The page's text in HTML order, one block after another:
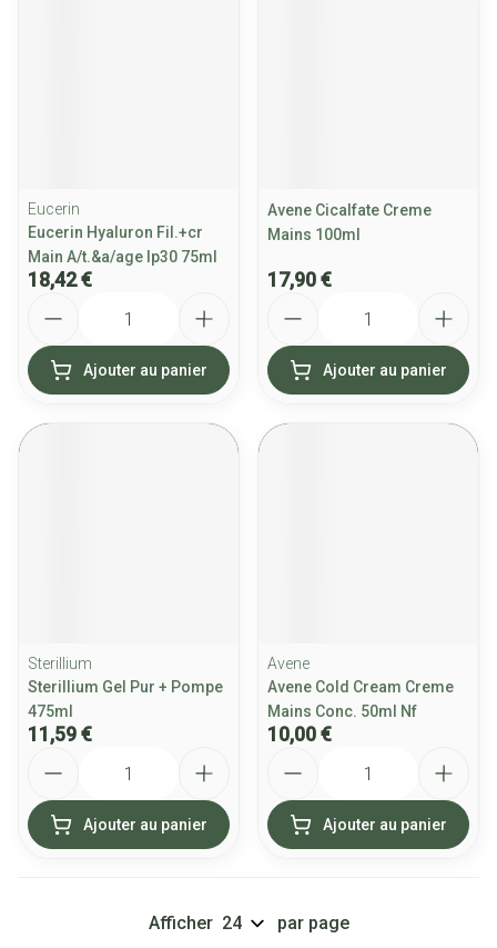
Eucerin
Eucerin Hyaluron Fil.+cr
Main A/t.&a/age Ip30 75ml
18,42 €
Ajouter au panier
Avene Cicalfate Creme
Mains 100ml
17,90 €
Ajouter au panier
Sterillium
Sterillium Gel Pur + Pompe
475ml
11,59 €
Ajouter au panier
Avene
Avene Cold Cream Creme
Mains Conc. 50ml Nf
10,00 €
Ajouter au panier
Afficher par page